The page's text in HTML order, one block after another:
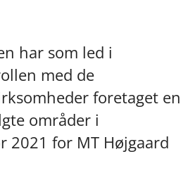
har som led i
med de
foretaget en
områder i
2021 for MT Højgaard